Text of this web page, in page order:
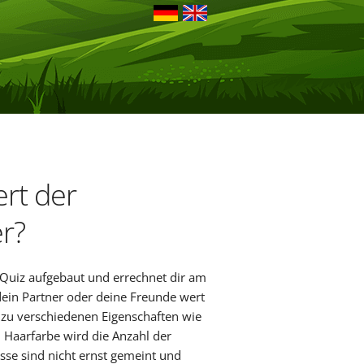
der
aufgebaut und errechnet dir am
Partner oder deine Freunde wert
verschiedenen Eigenschaften wie
wird die Anzahl der
sind nicht ernst gemeint und